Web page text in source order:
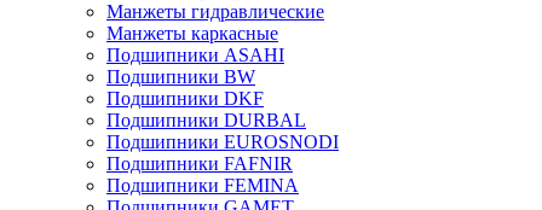
Манжеты гидравлические
Манжеты каркасные
Подшипники ASAHI
Подшипники BW
Подшипники DKF
Подшипники DURBAL
Подшипники EUROSNODI
Подшипники FAFNIR
Подшипники FEMINA